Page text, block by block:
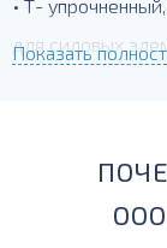
• Т-
для силовых
температурах до
Показать